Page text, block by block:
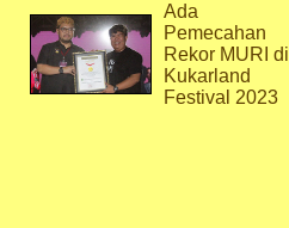
Ada
Pemecahan
Rekor MURI di
Kukarland
Festival 2023